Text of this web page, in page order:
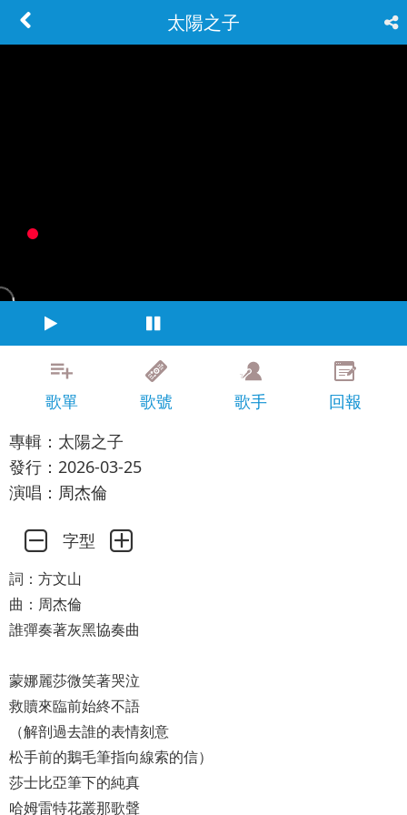
太陽之子
歌單 歌號 歌手
回報
專輯：太陽之子
發行：2026-03-25
演唱：周杰倫
字型
詞：方文山
曲：周杰倫
誰彈奏著灰黑協奏曲
蒙娜麗莎微笑著哭泣
救贖來臨前始終不語
（解剖過去誰的表情刻意
松手前的鵝毛筆指向線索的信）
莎士比亞筆下的純真
哈姆雷特花叢那歌聲